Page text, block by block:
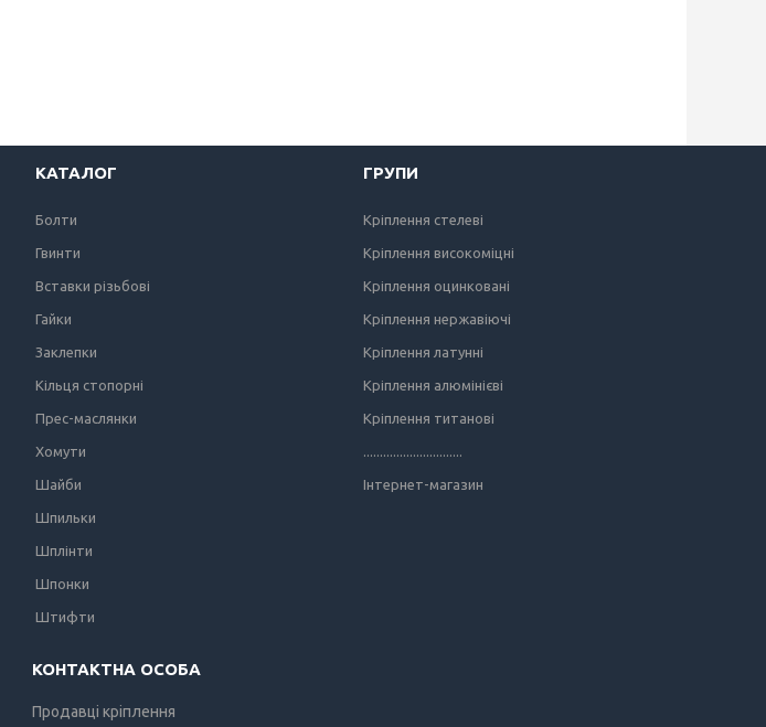
КАТАЛОГ
Болти
Гвинти
Вставки різьбові
Гайки
Заклепки
Кільця стопорні
Прес-маслянки
Хомути
Шайби
Шпильки
Шплінти
Шпонки
Штифти
ГРУПИ
Кріплення стелеві
Кріплення високоміцні
Кріплення оцинковані
Кріплення нержавіючі
Кріплення латунні
Кріплення алюмінієві
Кріплення титанові
..............................
Інтернет-магазин
Продавці кріплення